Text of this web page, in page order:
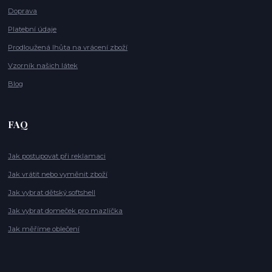
Doprava
Platební údaje
Prodloužená lhůta na vrácení zboží
Vzorník našich látek
Blog
FAQ
Jak postupovat při reklamaci
Jak vrátit nebo vyměnit zboží
Jak vybrat dětský softshell
Jak vybrat domeček pro mazlíčka
Jak měříme oblečení